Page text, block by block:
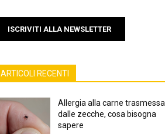
ISCRIVITI ALLA NEWSLETTER
ARTICOLI RECENTI
Allergia alla carne trasmessa
dalle zecche, cosa bisogna
sapere